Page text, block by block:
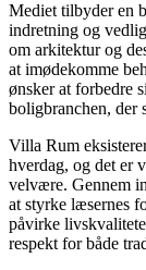
Mediet tilbyder en
indretning og
om arkitektur og
at imødekomme
ønsker at forbedre
boligbranchen, der
Villa Rum
hverdag, og det er
velvære. Gennem
at styrke læsernes
påvirke
respekt for både